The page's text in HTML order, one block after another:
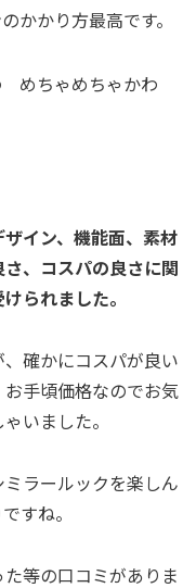
かり方最高です。
めちゃめちゃかわ
イン、機能面、素材
、コスパの良さに関
られました。
確かにコスパが良い
手頃価格なのでお気
いました。
ラールックを楽しん
すね。
等の口コミがありま